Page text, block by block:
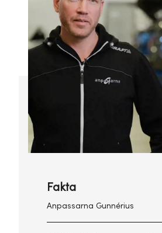
Fakta
Anpassarna Gunnérius